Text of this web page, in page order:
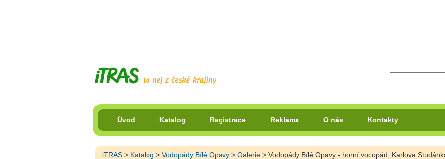
Úvod Katalog Registrace Reklama O nás Kontakty
iTRAS > Katalog >Vodopády Bílé Opavy >Galerie > Vodopády Bílé Opavy - horní vodopád, Karlova